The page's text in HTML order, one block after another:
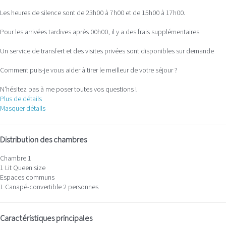
Les heures de silence sont de 23h00 à 7h00 et de 15h00 à 17h00.
Pour les arrivées tardives après 00h00, il y a des frais supplémentaires
Un service de transfert et des visites privées sont disponibles sur demande
Comment puis-je vous aider à tirer le meilleur de votre séjour ?
N'hésitez pas à me poser toutes vos questions !
Plus de détails
Masquer détails
Distribution des chambres
Chambre 1
1 Lit Queen size
Espaces communs
1 Canapé-convertible 2 personnes
Caractéristiques principales